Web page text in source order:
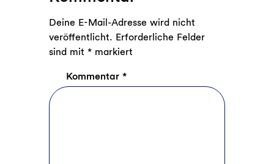
Deine E-Mail-Adresse wird nicht
veröffentlicht. Erforderliche Felder
sind mit *markiert
Kommentar *